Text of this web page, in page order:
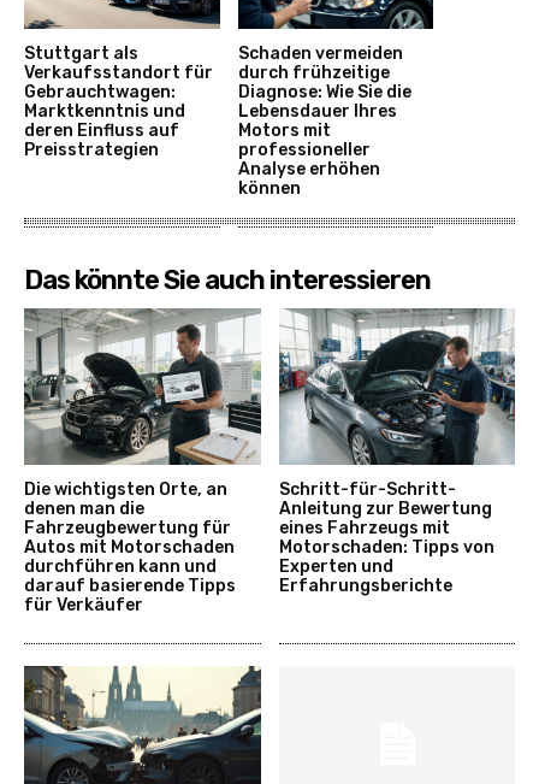
Stuttgart als
Verkaufsstandort für
Gebrauchtwagen:
Marktkenntnis und
deren Einfluss auf
Preisstrategien
Schaden vermeiden
durch frühzeitige
Diagnose: Wie Sie die
Lebensdauer Ihres
Motors mit
professioneller
Analyse erhöhen
können
Das könnte Sie auch interessieren
Die wichtigsten Orte, an
denen man die
Fahrzeugbewertung für
Autos mit Motorschaden
durchführen kann und
darauf basierende Tipps
für Verkäufer
Schritt-für-Schritt-
Anleitung zur Bewertung
eines Fahrzeugs mit
Motorschaden: Tipps von
Experten und
Erfahrungsberichte